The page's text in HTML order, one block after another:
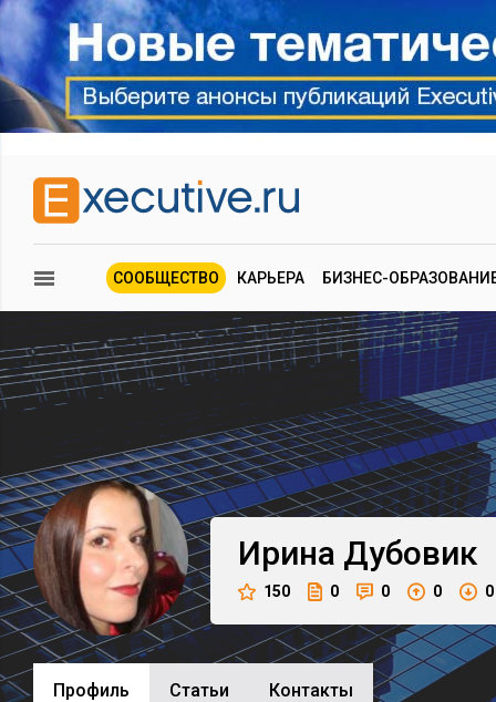
СООБЩЕСТВО КАРЬЕРА БИЗНЕС-
Ирина Дубовик
150 0 0 0 0
Профиль Cтатьи Контакты